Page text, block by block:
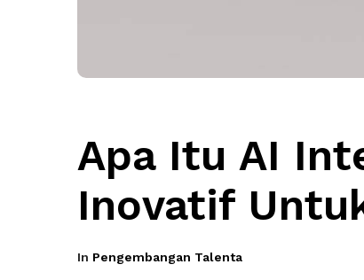
Apa Itu AI
Inovatif
In Pengembangan Talenta